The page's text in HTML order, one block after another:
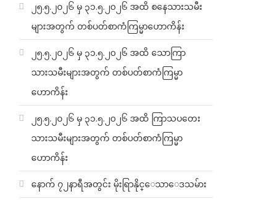
၂၅.၅.၂၀၂၆ မှ ၃၁.၅.၂၀၂၆ အထိ စနေသားသမီး
များအတွက် တစ်ပတ်စာကံကြမ္မာဟောကိန်း
၂၅.၅.၂၀၂၆ မှ ၃၁.၅.၂၀၂၆ အထိ သောကြာ
သားသမီးများအတွက် တစ်ပတ်စာကံကြမ္မာ
ဟောကိန်း
၂၅.၅.၂၀၂၆ မှ ၃၁.၅.၂၀၂၆ အထိ ကြာသပတေး
သားသမီးများအတွက် တစ်ပတ်စာကံကြမ္မာ
ဟောကိန်း
နောက် ၇၂နာရီအတွင်း မိုးရြာနိုင္ေသာေဒသမ်ား